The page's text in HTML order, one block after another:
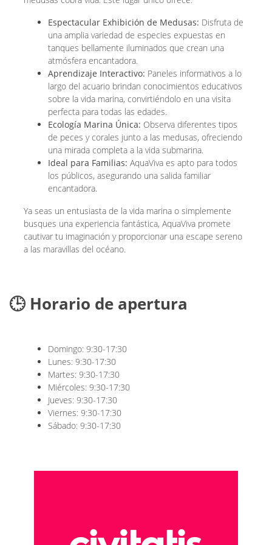
Espectacular Exhibición de Medusas: Disfruta de
una amplia variedad de especies expuestas en
tanques bellamente iluminados que crean una
atmósfera encantadora.
Aprendizaje Interactivo: Paneles informativos a lo
largo del acuario brindan conocimientos educativos
sobre la vida marina, convirtiéndolo en una visita
perfecta para todas las edades.
Ecología Marina Única: Observa diferentes tipos
de peces y corales junto a las medusas, ofreciendo
una mirada completa a la vida submarina.
Ideal para Familias: AquaViva es apto para todos
los públicos, asegurando una salida familiar
encantadora.
Ya seas un entusiasta de la vida marina o simplemente
busques una experiencia fantástica, AquaViva promete
cautivar tu imaginación y proporcionar una escape sereno
a las maravillas del océano.
🕒 Horario de apertura
Domingo: 9:30-17:30
Lunes: 9:30-17:30
Martes: 9:30-17:30
Miércoles: 9:30-17:30
Jueves: 9:30-17:30
Viernes: 9:30-17:30
Sábado: 9:30-17:30